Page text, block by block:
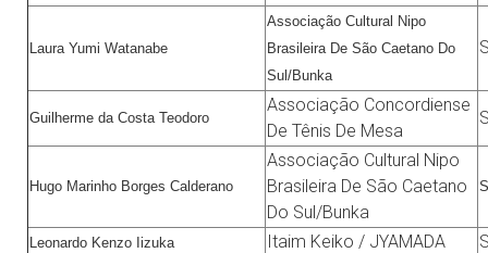
Laura Yumi Watanabe
Associação Cultural Nipo
Brasileira De São Caetano Do
Sul/Bunka
Guilherme da Costa Teodoro
Associação Concordiense
De Tênis De Mesa
Hugo Marinho Borges Calderano
Associação Cultural Nipo
Brasileira De São Caetano
Do Sul/Bunka
Leonardo Kenzo Iizuka Itaim Keiko / JYAMADA